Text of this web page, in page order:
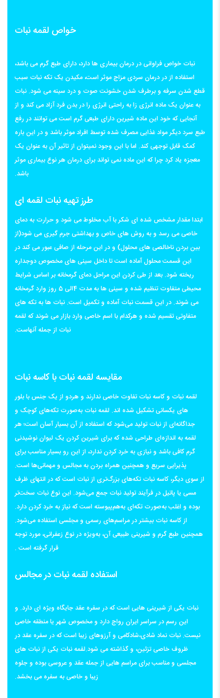
خواص لقمه نبات
نبات خواص فراوانی در درمان بیماری ها دارد، دارای طبع گرم می باشد،
استفاده از در درمان سردی مزاج موثر است، مکیدن یک تکه نبات سبب
قطع شدن سرفه و برطرف شدن خشونت صوت و درد سینه می شود. نبات
به عنوان یک ماده انرژی زا به راحتی انرژی را در بدن فرد آزاد می کند و از
آنجایی که خود این ماده شیرین دارای طبعی گرم است می توانند در رفع
طبع سرد دیگر مواد غذایی مصرف شده توسط افراد موثر باشد و در این باره
کمک قابل توجهی کند. اما با این وجود نمیتوان از تاثیر آن به عنوان یک
معجزه یاد کرد چرا که این ماده نمی تواند برای درمان هر نوع بیماری موثر
باشد.
طرز تهیه نبات لقمه ای
ابتدا مقدار مشخص شده ای شکر با آب مخلوط می شود و حرارت به دمای
خاصی می رسد و به روش های خاص و بهداشتی جرم گیری می شود(از
بین بردن ناخالصی های محلول) و در این مرحله از صافی عبور می کند در
این قسمت محلول آماده است تا داخل سینی های مخصوص دوجداره
ریخته شود. بعد از طی کردن این مراحل دمای گرمخانه بر اساس شرایط
محیطی متفاوت تنظیم شده و سینی ها به مدت 4الی 5 روز وارد گرمخانه
می شوند. در این قسمت نبات آماده و تکمیل است. نبات ها به تکه های
متفاوتی تقسیم شده و هرکدام با اسم خاصی وارد بازار می شوند که لقمه
نبات از جمله آنهاست.
مقایسه لقمه نبات با کاسه نبات
لقمه نبات و کاسه نبات تفاوت خاصی ندارند و هردو از یک جنس با بلور
های یکسانی تشکیل شده اند. لقمه نبات به‌صورت تکه‌های کوچک و
جداگانه‌ای از نبات تولید می‌شود که استفاده از آن بسیار آسان است؛ هر
لقمه به اندازه‌ای طراحی شده که برای شیرین کردن یک لیوان نوشیدنی
گرم کافی باشد و نیازی به خرد کردن ندارد، از این رو بسیار مناسب برای
پذیرایی سریع و همچنین همراه بردن به مجالس و مهمانی‌ها است.
از سوی دیگر، کاسه نبات تکه‌های بزرگ‌تری از نبات است که در انتهای ظرف
مسی یا پاتیل در فرآیند تولید نبات جمع می‌شود. این نوع نبات سخت‌تر
بوده و اغلب به‌صورت تکه‌ای به‌هم‌پیوسته است که نیاز به خرد کردن دارد.
از کاسه نبات بیشتر در مراسم‌های رسمی و مجلسی استفاده می‌شود.
همچنین طبع گرم و شیرینی طبیعی آن، به‌ویژه در نوع زعفرانی، مورد توجه
قرار گرفته است .
استفاده لقمه نبات در مجالس
نبات یکی از شیرینی هایی است که در سفره عقد جایگاه ویژه ای دارد. و
این رسم در سراسر ایران رواج دارد و مخصوص شهر یا منطقه خاصی
نیست. نبات نماد شادی،شادکامی و آرزوهای زیبا است که در سفره عقد در
ظروف خاصی تزئین، و گذاشته می شود.لقمه نبات یکی از نبات های
مجلسی و مناسب برای مراسم هایی از جمله عقد و عروسی بوده و جلوه
زیبا و خاصی به سفره می بخشد.